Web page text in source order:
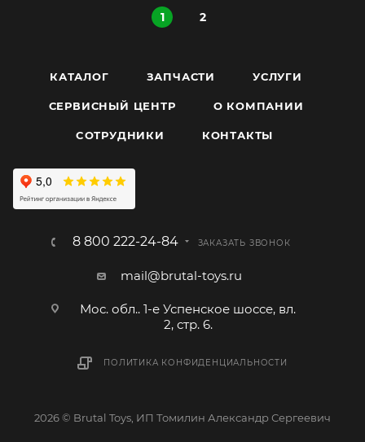
1 2
КАТАЛОГ ЗАПЧАСТИ УСЛУГИ
СЕРВИСНЫЙ ЦЕНТР О КОМПАНИИ
CОТРУДНИКИ КОНТАКТЫ
8 800 222-24-84 ЗАКАЗАТЬ ЗВОНОК
mail@brutal-toys.ru
Мос. обл.. 1-е Успенское шоссе, вл.
2, стр. 6.
ПОЛИТИКА КОНФИДЕНЦИАЛЬНОСТИ
2026 © Brutal Toys, ИП Томилин Александр Сергеевич